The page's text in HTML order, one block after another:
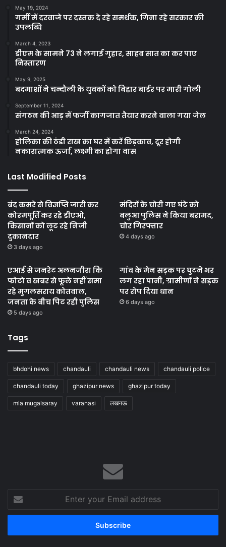
May 19, 2024
गर्मी में दरवाजे पर दस्तक दे रहे समर्थक, गिना रहे सरकार की
उपलब्धि
March 4, 2023
डीएम के सामने 73 ने लगाई गुहार, साहब सात का कर पाए
निस्तारण
May 9, 2025
बदमाशों ने चन्दौली के युवकों को बिहार बार्डर पर मारी गोली
September 11, 2024
संगठन की आड़ में फर्जी कागजात तैयार करने वाला गया जेल
March 24, 2024
होलिका की ठंडी राख का घर में करें छिड़काव, दूर होगी
नकारात्मक ऊर्जा, लक्ष्मी का होगा वास
Last Modified Posts
बंद कमरे से विज्ञप्ति जारी कर
कोरमपूर्ति कर रहे डीएओ,
किसानों को लूट रहे निजी
दुकानदार
3 days ago
मंदिरों के चोरी गए घंटे को
बलुआ पुलिस ने किया बरामद,
चोर गिरफ्तार
4 days ago
एआई से जनरेट अलनजीरा कि
फोटो व खबर से फूले नहीं समा
रहे मुगलसराय कोतवाल,
जनता के बीच पिट रही पुलिस
5 days ago
गांव के मेन सड़क पर घुटने भर
लग रहा पानी, ग्रामीणों ने सड़क
पर रोप दिया धान
6 days ago
Tags
bhdohi news chandauli chandauli news chandauli police
chandauli today ghazipur news ghazipur today
mla mugalsaray varanasi लखनऊ
your
Email